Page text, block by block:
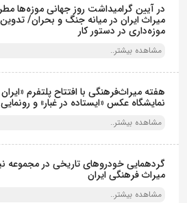
در آیین گرامیداشت روز جهانی موزه‌ها
میراث ایران در میانه جنگ و بحران/
موزه‌داری در دستور کار
مشاهده بیشتر..
هفته میراث‌فرهنگی با افتتاح پلتفرم
نمایشگاه عکس «ایستاده در غبار» و
مشاهده بیشتر..
گردهمایی خودروهای تاریخی در مجموعه
میراث فرهنگی ایران
مشاهده بیشتر..